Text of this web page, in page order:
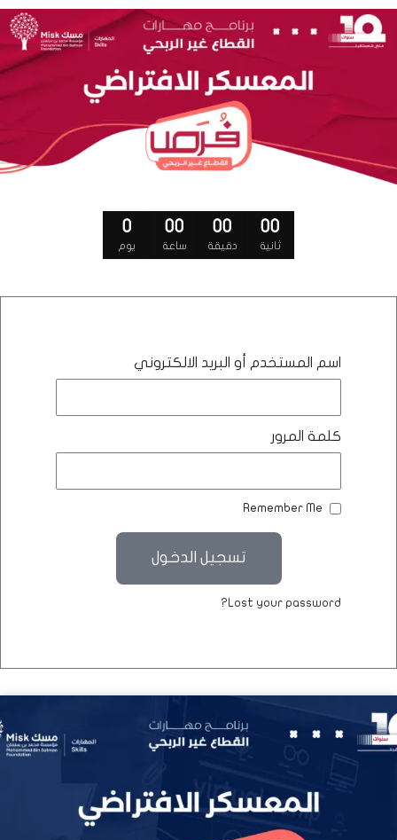
0
يوم
00
ساعة
00
دقيقة
00
ثانية
اسم المستخدم أو البريد الالكتروني
كلمة المرور
تسجيل الدخول
Lost your password?